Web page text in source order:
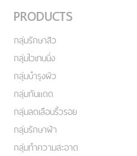
PRODUCTS
กลุ่มรักษาสิว
กลุ่มไวเทนนิ่ง
กลุ่มบำรุงผิว
กลุ่มกันแดด
กลุ่มลดเลือนริ้วรอย
กลุ่มรักษาฝ้า
กลุ่มทำความสะอาด